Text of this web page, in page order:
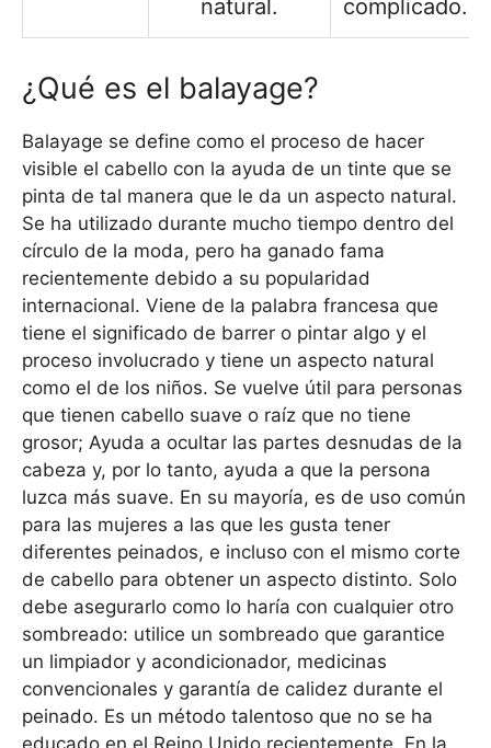
natural.
complicado.
¿Qué es el balayage?
Balayage se define como el proceso de hacer
visible el cabello con la ayuda de un tinte que se
pinta de tal manera que le da un aspecto natural.
Se ha utilizado durante mucho tiempo dentro del
círculo de la moda, pero ha ganado fama
recientemente debido a su popularidad
internacional. Viene de la palabra francesa que
tiene el significado de barrer o pintar algo y el
proceso involucrado y tiene un aspecto natural
como el de los niños. Se vuelve útil para personas
que tienen cabello suave o raíz que no tiene
grosor; Ayuda a ocultar las partes desnudas de la
cabeza y, por lo tanto, ayuda a que la persona
luzca más suave. En su mayoría, es de uso común
para las mujeres a las que les gusta tener
diferentes peinados, e incluso con el mismo corte
de cabello para obtener un aspecto distinto. Solo
debe asegurarlo como lo haría con cualquier otro
sombreado: utilice un sombreado que garantice
un limpiador y acondicionador, medicinas
convencionales y garantía de calidez durante el
peinado. Es un método talentoso que no se ha